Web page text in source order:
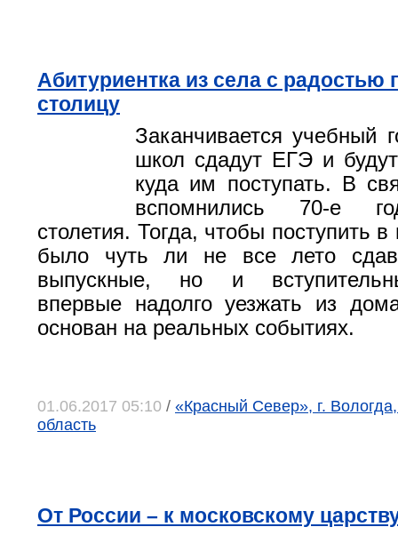
Абитуриентка из села с радостью
столицу
Заканчивается учебный
школ сдадут ЕГЭ и
куда им поступать. В
вспомнились 70-е
столетия. Тогда, чтобы поступить в
было чуть ли не все лето
выпускные, но и
впервые надолго уезжать из
основан на реальных событиях.
01.06.2017 05:10 / «Красный Север», г.
область
От России – к московскому